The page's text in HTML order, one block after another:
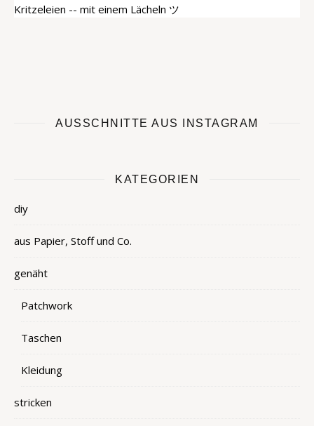
Kritzeleien -- mit einem Lächeln ツ
AUSSCHNITTE AUS INSTAGRAM
KATEGORIEN
diy
aus Papier, Stoff und Co.
genäht
Patchwork
Taschen
Kleidung
stricken